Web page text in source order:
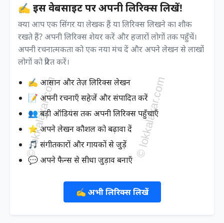
✍️ इस वेबसाइट पर अपनी लिरिक्स लिखें!
क्या आप एक सिंगर या लेखक हैं या लिरिक्स लिखने का शौक
रखते हैं? अपनी लिरिक्स शेयर करें और हजारों लोगों तक पहुँचें।
अपनी रचनात्मकता को एक नया मंच दें और अपने लेखन से लाखों
लोगों को प्रेरित करें।
✍️ आसान और तेज़ लिरिक्स लेखन
📝 अपनी रचनाएँ सहेजें और संपादित करें
👥 बड़ी ऑडियंस तक अपनी लिरिक्स पहुँचाएँ
⭐ अपने लेखन कौशल को बढ़ावा दें
🎵 संगीतकारों और गायकों से जुड़ें
💬 अपने फैन्स से सीधा जुड़ाव बनाएँ
✍️ अभी लिरिक्स लिखें